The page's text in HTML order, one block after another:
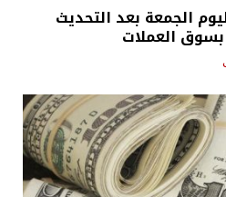
الجمعة بعد التحديث
بسوق العملات